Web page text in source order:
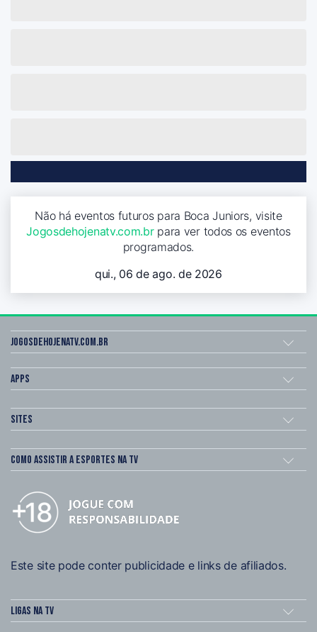
Não há eventos futuros para Boca Juniors, visite
Jogosdehojenatv.com.brpara ver todos os eventos
programados.
qui., 06 de ago. de 2026
Jogosdehojenatv.com.br
Apps
Sites
Como assistir a esportes na TV
Este site pode conter publicidade e links de afiliados.
Ligas na TV